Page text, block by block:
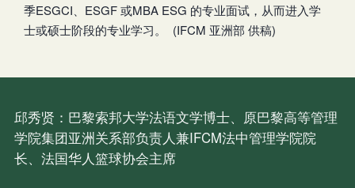
季ESGCI、ESGF 或MBA ESG 的专业面试，从而进入学
士或硕士阶段的专业学习。 (IFCM 亚洲部 供稿)
邱秀贤：巴黎索邦大学法语文学博士、原巴黎高等管理
学院集团亚洲关系部负责人兼IFCM法中管理学院院
长、法国华人篮球协会主席